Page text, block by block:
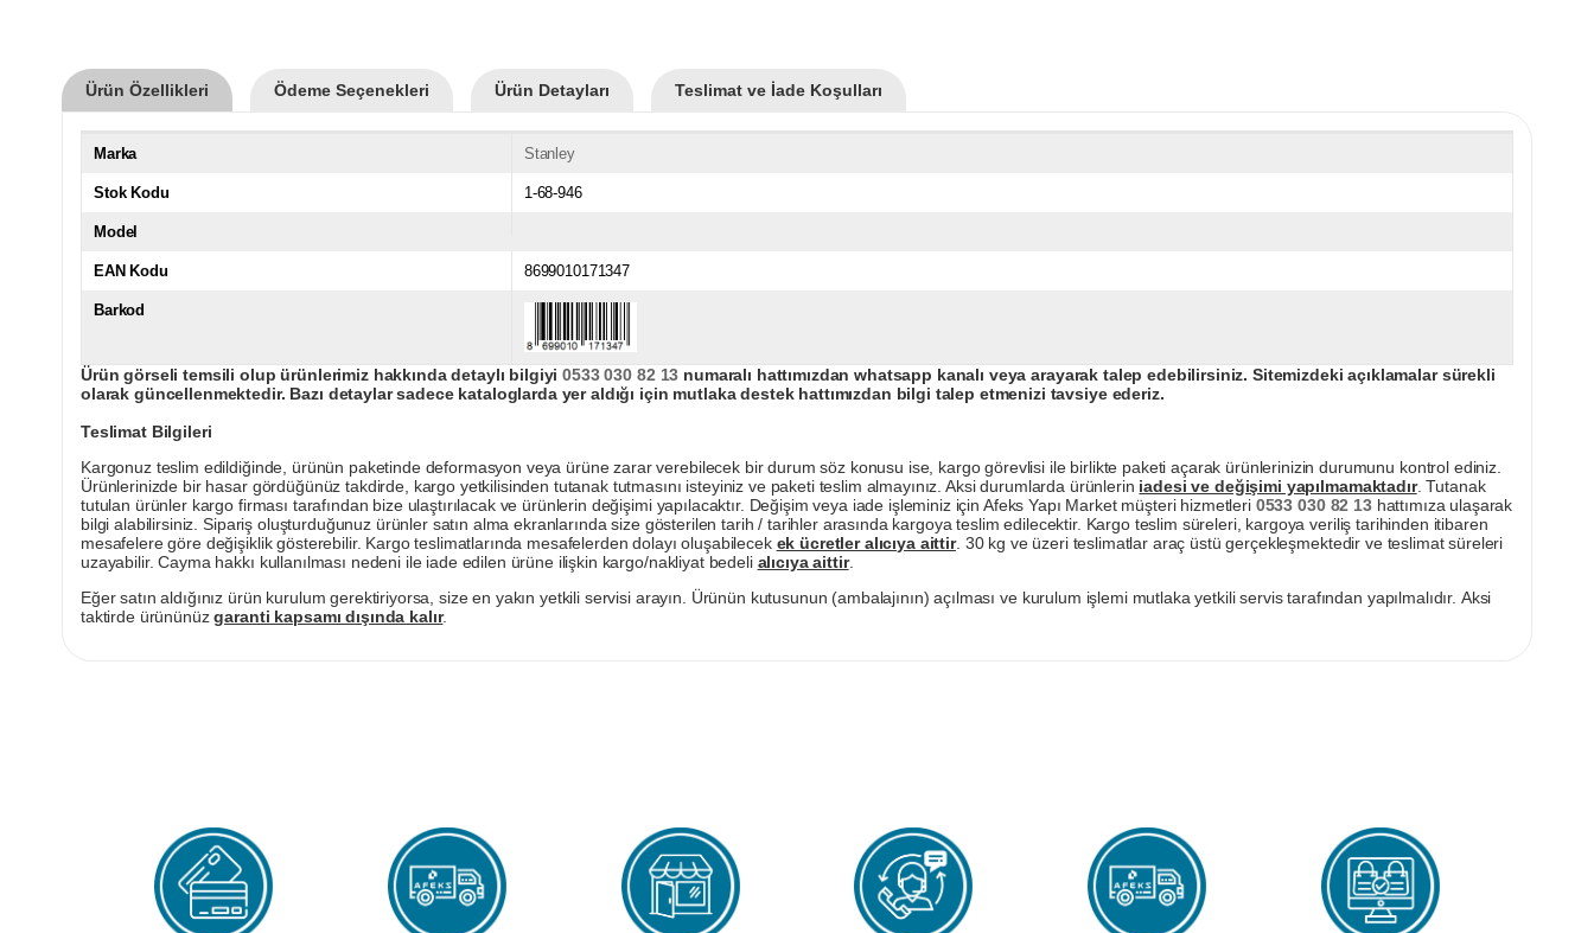
Ürün Özellikleri Ödeme Seçenekleri Ürün Detayları Teslimat ve İade Koşulları
Marka Stanley
Stok Kodu 1-68-946
Model
EAN Kodu 8699010171347
Barkod
Ürün görseli temsili olup ürünlerimiz hakkında detaylı bilgiyi0533 030 82 13 numaralı hattımızdan whatsapp kanalı veya arayarak talep edebilirsiniz. Sitemizdeki açıklamalar sürekli
olarak güncellenmektedir. Bazı detaylar sadece kataloglarda yer aldığı için mutlaka destek hattımızdan bilgi talep etmenizi tavsiye ederiz.
Teslimat Bilgileri
Kargonuz teslim edildiğinde, ürünün paketinde deformasyon veya ürüne zarar verebilecek bir durum söz konusu ise, kargo görevlisi ile birlikte paketi açarak ürünlerinizin durumunu kontrol ediniz.
Ürünlerinizde bir hasar gördüğünüz takdirde, kargo yetkilisinden tutanak tutmasını isteyiniz ve paketi teslim almayınız. Aksi durumlarda ürünlerin iadesi ve değişimi yapılmamaktadır. Tutanak
tutulan ürünler kargo firması tarafından bize ulaştırılacak ve ürünlerin değişimi yapılacaktır. Değişim veya iade işleminiz için Afeks Yapı Market müşteri hizmetleri 0533 030 82 13hattımıza ulaşarak
bilgi alabilirsiniz. Sipariş oluşturduğunuz ürünler satın alma ekranlarında size gösterilen tarih / tarihler arasında kargoya teslim edilecektir. Kargo teslim süreleri, kargoya veriliş tarihinden itibaren
mesafelere göre değişiklik gösterebilir. Kargo teslimatlarında mesafelerden dolayı oluşabilecek ek ücretler alıcıya aittir. 30 kg ve üzeri teslimatlar araç üstü gerçekleşmektedir ve teslimat süreleri
uzayabilir. Cayma hakkı kullanılması nedeni ile iade edilen ürüne ilişkin kargo/nakliyat bedeli alıcıya aittir.
Eğer satın aldığınız ürün kurulum gerektiriyorsa, size en yakın yetkili servisi arayın. Ürünün kutusunun (ambalajının) açılması ve kurulum işlemi mutlaka yetkili servis tarafından yapılmalıdır. Aksi
taktirde ürününüzgaranti kapsamı dışında kalır.